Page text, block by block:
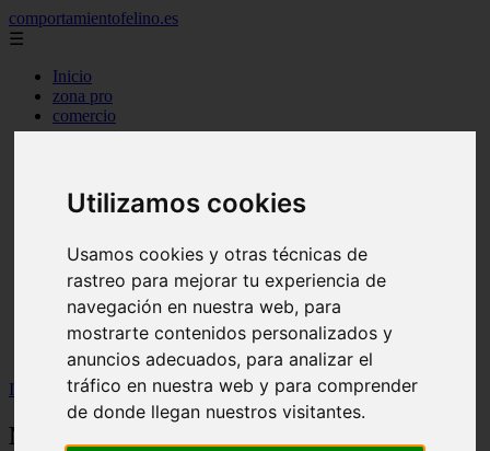
Utilizamos cookies
Usamos cookies y otras técnicas de
rastreo para mejorar tu experiencia de
navegación en nuestra web, para
mostrarte contenidos personalizados y
anuncios adecuados, para analizar el
tráfico en nuestra web y para comprender
de donde llegan nuestros visitantes.
comportamientofelino.es
☰
Inicio
zona pro
comercio
aves
acuariofilia 2
acuariofilia
canal tv
nombres para gatos
novedades
tablon de anuncios
uncategorized
zona pro
Inicio
gatos2 > Nombres Largos para Gatos
Nombres Largos para Gatos